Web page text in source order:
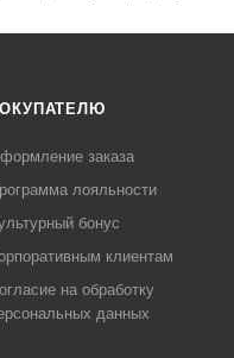
заказа
лояльности
бонус
клиентам
на обработку
данных